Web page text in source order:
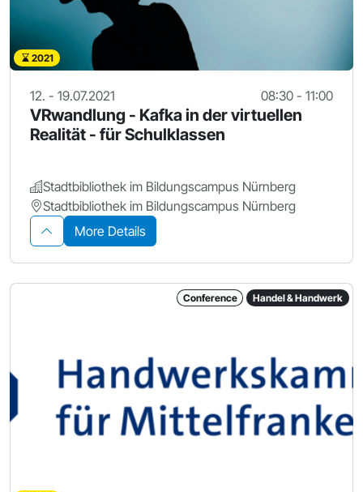
2021
12. - 19.07.2021 08:30 - 11:00
VRwandlung - Kafka in der virtuellen
Realität - für Schulklassen
Stadtbibliothek im Bildungscampus Nürnberg
Stadtbibliothek im Bildungscampus Nürnberg
More Details
Conference Handel & Handwerk